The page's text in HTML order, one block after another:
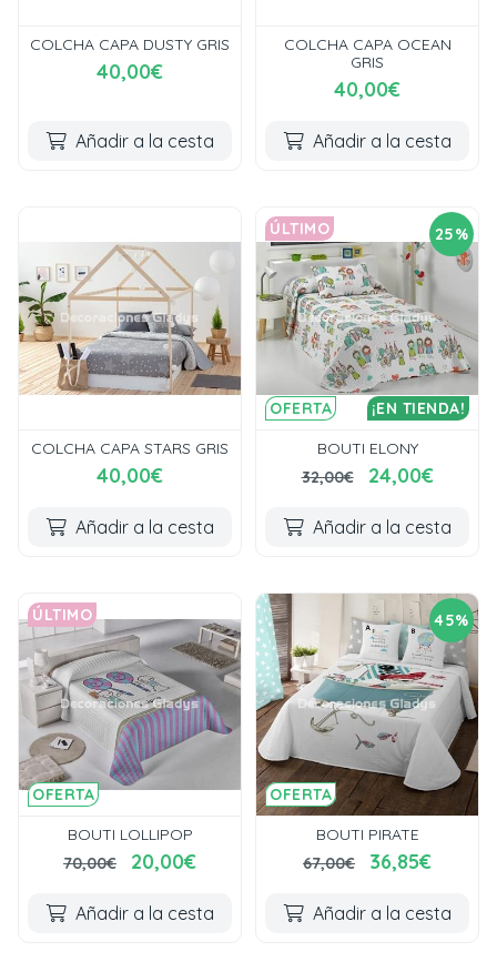
COLCHA CAPA DUSTY GRIS
40,00€
Añadir a la cesta
COLCHA CAPA OCEAN
GRIS
40,00€
Añadir a la cesta
COLCHA CAPA STARS GRIS
40,00€
Añadir a la cesta
25%
OFERTA ¡EN TIENDA!
ÚLTIMO
BOUTI ELONY
32,00€
24,00€
Añadir a la cesta
OFERTA
ÚLTIMO
BOUTI LOLLIPOP
70,00€
20,00€
Añadir a la cesta
45%
OFERTA
BOUTI PIRATE
67,00€
36,85€
Añadir a la cesta